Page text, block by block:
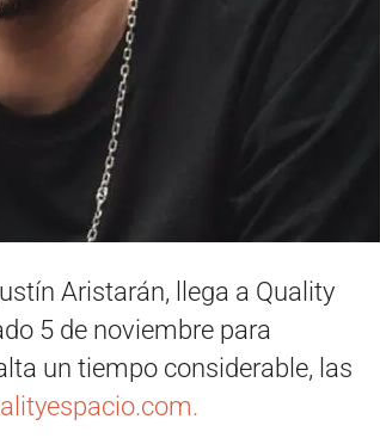
Aristarán, llega a Quality
5 de noviembre para
un tiempo considerable, las